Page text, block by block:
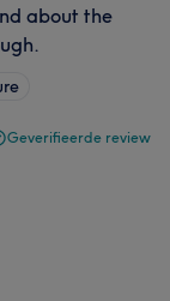
about the
Geverifieerde review